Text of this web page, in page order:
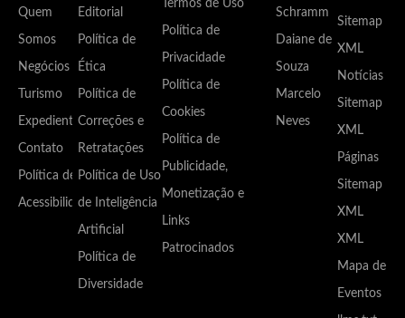
Quem
Somos
Negócios
Turismo
Expediente
Contato
Política de
Acessibilidade
Editorial
Política de
Ética
Política de
Correções e
Retratações
Política de Uso
de Inteligência
Artificial
Política de
Diversidade
Termos de Uso
Política de
Privacidade
Política de
Cookies
Política de
Publicidade,
Monetização e
Links
Patrocinados
Schramm
Daiane de
Souza
Marcelo
Neves
Sitemap
XML
Notícias
Sitemap
XML
Páginas
Sitemap
XML
XML
Mapa de
Eventos